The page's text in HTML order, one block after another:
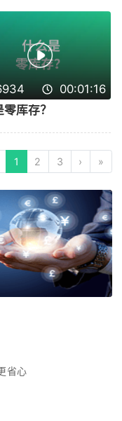
00:01:16
库存？
1 2 3 › »
省心